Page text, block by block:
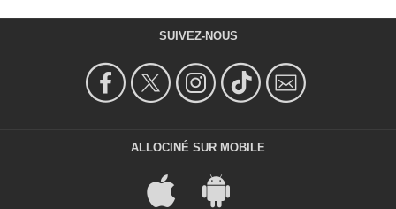
SUIVEZ-NOUS
ALLOCINÉ SUR MOBILE